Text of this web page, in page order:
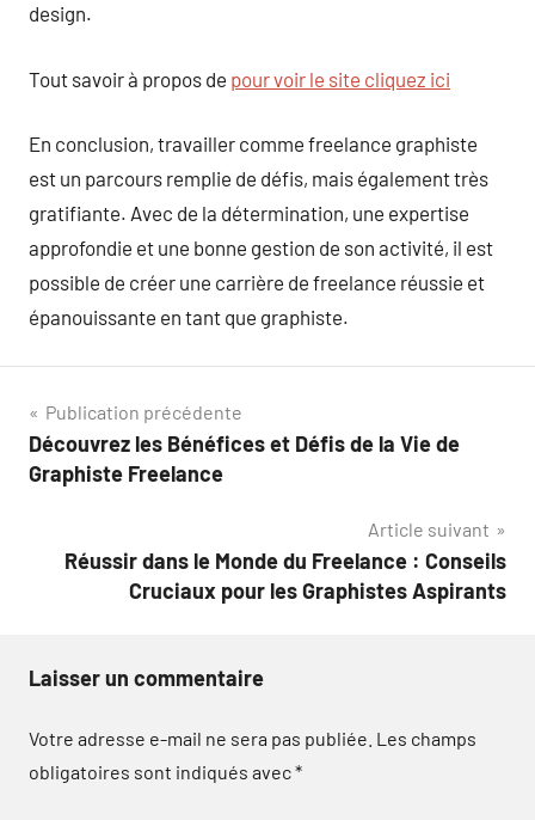
design.
Tout savoir à propos de pour voir le site cliquez ici
En conclusion, travailler comme freelance graphiste
est un parcours remplie de défis, mais également très
gratifiante. Avec de la détermination, une expertise
approfondie et une bonne gestion de son activité, il est
possible de créer une carrière de freelance réussie et
épanouissante en tant que graphiste.
Navigation
de
Publication précédente
Découvrez les Bénéfices et Défis de la Vie de
Graphiste Freelance
Article suivant
Réussir dans le Monde du Freelance : Conseils
Cruciaux pour les Graphistes Aspirants
Laisser un commentaire
Votre adresse e-mail ne sera pas publiée. Les champs
obligatoires sont indiqués avec*